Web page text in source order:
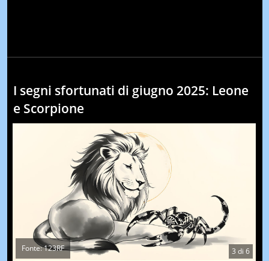
I segni sfortunati di giugno 2025: Leone
e Scorpione
3 di 6
Fonte: 123RF